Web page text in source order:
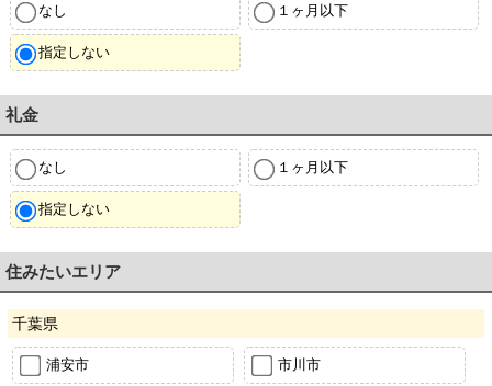
なし １ヶ月以下
指定しない
礼金
なし １ヶ月以下
指定しない
住みたいエリア
千葉県
浦安市 市川市